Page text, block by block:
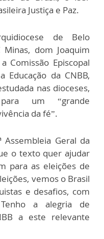
Justiça e Paz.
de Belo
dom Joaquim
Comissão Episcopal
Educação da CNBB,
nas dioceses,
um “grande
da fé”.
Geral da
o texto quer ajudar
para as eleições de
vemos o Brasil
e desafios, com
a alegria de
a este relevante